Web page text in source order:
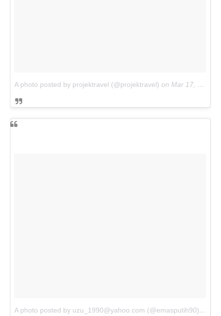
A photo posted by projektravel (@projektravel) on Mar 17, 2016 at 2:43am PDT
A photo posted by uzu_1990@yahoo.com (@emasputih90)on